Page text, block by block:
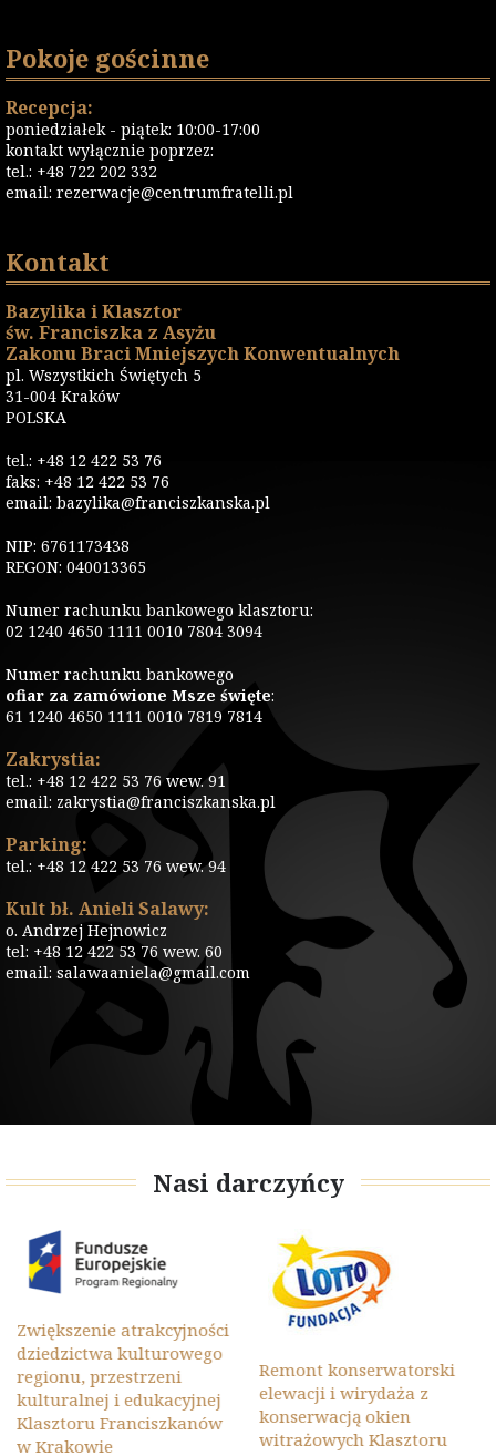
Pokoje gościnne
Recepcja:
poniedziałek - piątek: 10:00-17:00
kontakt wyłącznie poprzez:
tel.: +48 722 202 332
email: rezerwacje@centrumfratelli.pl
Kontakt
Bazylika i Klasztor
św. Franciszka z Asyżu
Zakonu Braci Mniejszych Konwentualnych
pl. Wszystkich Świętych 5
31-004 Kraków
POLSKA
tel.: +48 12 422 53 76
faks: +48 12 422 53 76
email: bazylika@franciszkanska.pl
NIP: 6761173438
REGON: 040013365
Numer rachunku bankowego klasztoru:
02 1240 4650 1111 0010 7804 3094
Numer rachunku bankowego
ofiar za zamówione Msze święte:
61 1240 4650 1111 0010 7819 7814
Zakrystia:
tel.: +48 12 422 53 76 wew. 91
email: zakrystia@franciszkanska.pl
Parking:
tel.: +48 12 422 53 76 wew. 94
Kult bł. Anieli Salawy:
o. Andrzej Hejnowicz
tel: +48 12 422 53 76 wew. 60
email: salawaaniela@gmail.com
Nasi darczyńcy
Zwiększenie atrakcyjności
dziedzictwa kulturowego
regionu, przestrzeni
kulturalnej i edukacyjnej
Klasztoru Franciszkanów
w Krakowie
Remont konserwatorski
elewacji i wirydaża z
konserwacją okien
witrażowych Klasztoru